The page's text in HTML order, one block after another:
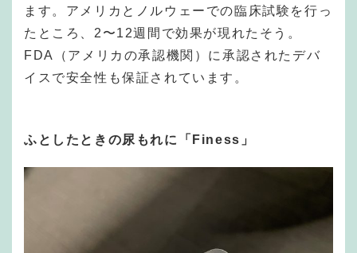
ます。アメリカとノルウェーでの臨床試験を行っ
たところ、2〜12週間で効果が現れたそう。
FDA（アメリカの承認機関）に承認されたデバ
イスで安全性も保証されています。
ふとしたときの尿もれに「Finess」